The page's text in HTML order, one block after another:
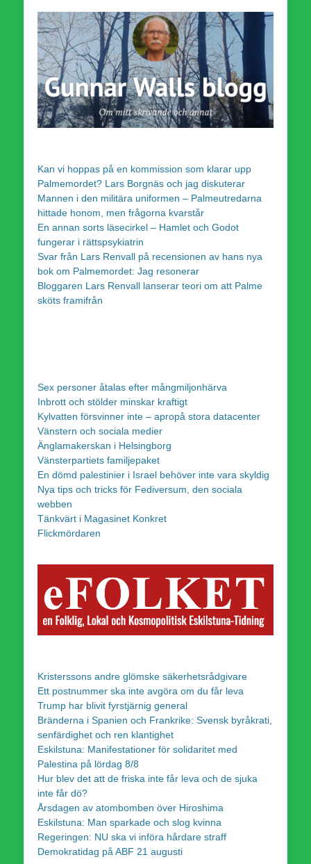
Kan vi hoppas på en kommission som klarar upp
Palmemordet? Lars Borgnäs och jag diskuterar
Mannen i den militära uniformen – Palmeutredarna
hittade honom, men frågorna kvarstår
En annan sorts läsecirkel – Hamlet och Godot
fungerar i rättspsykiatrin
Svar från Lars Renvall på recensionen av hans nya
bok om Palmemordet: Jag resonerar
Bloggaren Lars Renvall lanserar teori om att Palme
sköts framifrån
Sex personer åtalas efter mångmiljonhärva
Inbrott och stölder minskar kraftigt
Kylvatten försvinner inte – apropå stora datacenter
Vänstern och sociala medier
Änglamakerskan i Helsingborg
Vänsterpartiets familjepaket
En dömd palestinier i Israel behöver inte vara skyldig
Nya tips och tricks för Fediversum, den sociala
webben
Tänkvärt i Magasinet Konkret
Flickmördaren
Kristerssons andre glömske säkerhetsrådgivare
Ett postnummer ska inte avgöra om du får leva
Trump har blivit fyrstjärnig general
Bränderna i Spanien och Frankrike: Svensk byråkrati,
senfärdighet och ren klantighet
Eskilstuna: Manifestationer för solidaritet med
Palestina på lördag 8/8
Hur blev det att de friska inte får leva och de sjuka
inte får dö?
Årsdagen av atombomben över Hiroshima
Eskilstuna: Man sparkade och slog kvinna
Regeringen: NU ska vi införa hårdare straff
Demokratidag på ABF 21 augusti